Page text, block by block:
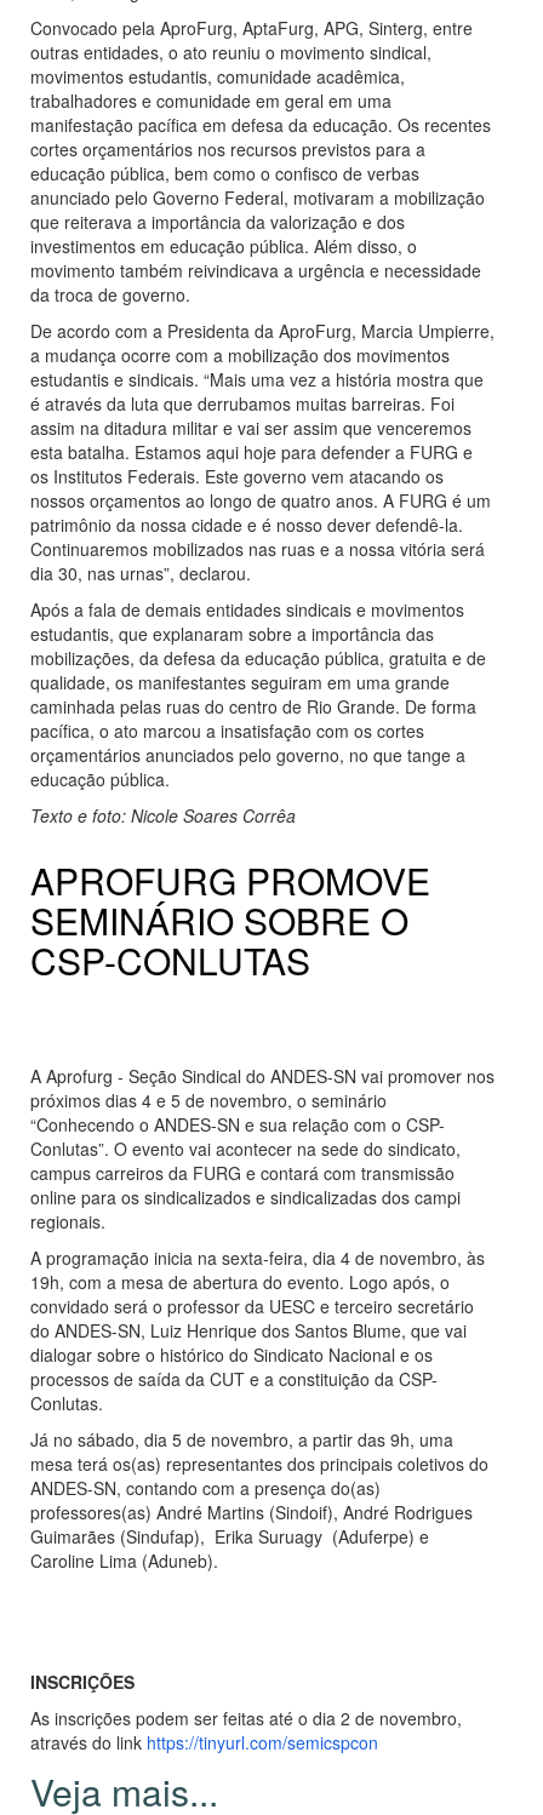
Convocado pela AproFurg, AptaFurg, APG, Sinterg, entre
outras entidades, o ato reuniu o movimento sindical,
movimentos estudantis, comunidade acadêmica,
trabalhadores e comunidade em geral em uma
manifestação pacífica em defesa da educação. Os recentes
cortes orçamentários nos recursos previstos para a
educação pública, bem como o confisco de verbas
anunciado pelo Governo Federal, motivaram a mobilização
que reiterava a importância da valorização e dos
investimentos em educação pública. Além disso, o
movimento também reivindicava a urgência e necessidade
da troca de governo.
De acordo com a Presidenta da AproFurg, Marcia Umpierre,
a mudança ocorre com a mobilização dos movimentos
estudantis e sindicais. “Mais uma vez a história mostra que
é através da luta que derrubamos muitas barreiras. Foi
assim na ditadura militar e vai ser assim que venceremos
esta batalha. Estamos aqui hoje para defender a FURG e
os Institutos Federais. Este governo vem atacando os
nossos orçamentos ao longo de quatro anos. A FURG é um
patrimônio da nossa cidade e é nosso dever defendê-la.
Continuaremos mobilizados nas ruas e a nossa vitória será
dia 30, nas urnas”, declarou.
Após a fala de demais entidades sindicais e movimentos
estudantis, que explanaram sobre a importância das
mobilizações, da defesa da educação pública, gratuita e de
qualidade, os manifestantes seguiram em uma grande
caminhada pelas ruas do centro de Rio Grande. De forma
pacífica, o ato marcou a insatisfação com os cortes
orçamentários anunciados pelo governo, no que tange a
educação pública.
Texto e foto: Nicole Soares Corrêa
APROFURG PROMOVE
SEMINÁRIO SOBRE O
CSP-CONLUTAS
A Aprofurg - Seção Sindical do ANDES-SN vai promover nos
próximos dias 4 e 5 de novembro, o seminário
“Conhecendo o ANDES-SN e sua relação com o CSP-
Conlutas”. O evento vai acontecer na sede do sindicato,
campus carreiros da FURG e contará com transmissão
online para os sindicalizados e sindicalizadas dos campi
regionais.
A programação inicia na sexta-feira, dia 4 de novembro, às
19h, com a mesa de abertura do evento. Logo após, o
convidado será o professor da UESC e terceiro secretário
do ANDES-SN, Luiz Henrique dos Santos Blume, que vai
dialogar sobre o histórico do Sindicato Nacional e os
processos de saída da CUT e a constituição da CSP-
Conlutas.
Já no sábado, dia 5 de novembro, a partir das 9h, uma
mesa terá os(as) representantes dos principais coletivos do
ANDES-SN, contando com a presença do(as)
professores(as) André Martins (Sindoif), André Rodrigues
Guimarães (Sindufap), Erika Suruagy (Aduferpe) e
Caroline Lima (Aduneb).
INSCRIÇÕES
As inscrições podem ser feitas até o dia 2 de novembro,
através do link https://tinyurl.com/semicspcon